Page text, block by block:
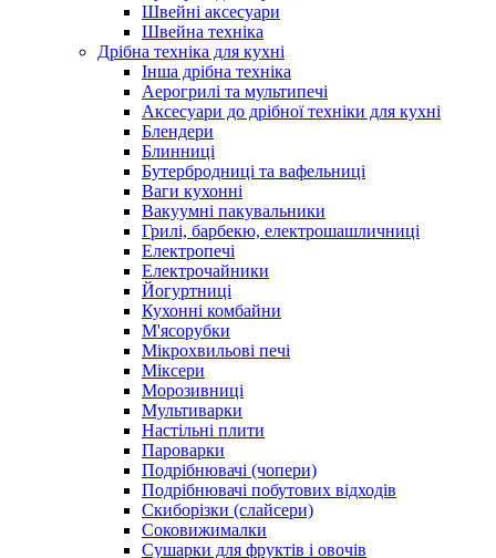
Швейні аксесуари
Швейна техніка
Дрібна техніка для кухні
Інша дрібна техніка
Аерогрилі та мультипечі
Аксесуари до дрібної техніки для кухні
Блендери
Блинниці
Бутербродниці та вафельниці
Ваги кухонні
Вакуумні пакувальники
Грилі, барбекю, електрошашличниці
Електропечі
Електрочайники
Йогуртниці
Кухонні комбайни
М'ясорубки
Мікрохвильові печі
Міксери
Морозивниці
Мультиварки
Настільні плити
Пароварки
Подрібнювачі (чопери)
Подрібнювачі побутових відходів
Скиборізки (слайсери)
Соковижималки
Сушарки для фруктів і овочів